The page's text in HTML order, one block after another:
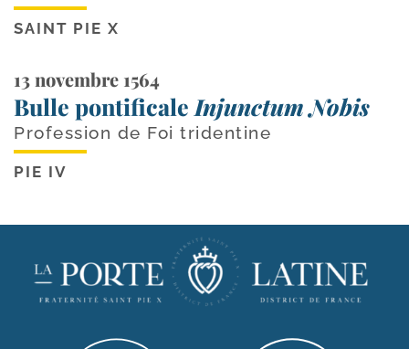
SAINT PIE X
13 novembre 1564
Bulle pontificale Injunctum Nobis
Profession de Foi tridentine
PIE IV